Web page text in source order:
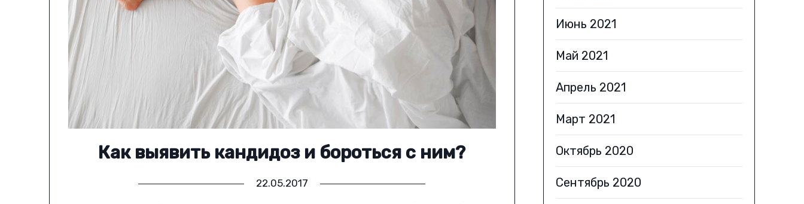
Как выявить кандидоз и бороться с ним?
22.05.2017
Июнь 2021
Май 2021
Апрель 2021
Март 2021
Октябрь 2020
Сентябрь 2020